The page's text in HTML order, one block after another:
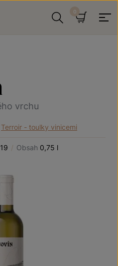
vrchu
Terroir - toulky vinicemi
/ Obsah 0,75 l